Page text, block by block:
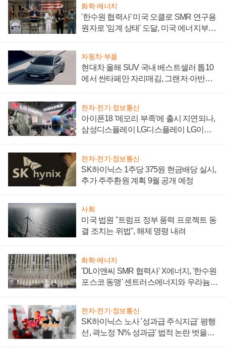
화학·에너지
'한수원 협력사' 미국 오클로 SMR 연구용
원자로 '임계 상태' 도달, 미국 에너지부
자동차·부품
현대차 올해 SUV 국내 베스트셀러 톱10
에서 싼타페만 자리매김, 그랜저·아반떼
전자·전기·정보통신
아이폰18 '메모리 부족'에 출시 지연되나,
삼성디스플레이 LG디스플레이 LG이노
전자·전기·정보통신
SK하이닉스 1주당 375원 현금배당 실시,
추가 주주환원 계획 9월 공개 예정
사회
미국 법원 "트럼프 정부 풍력 프로젝트 동
결 조치는 위법", 해제 명령 내려
화학·에너지
'DL이앤씨 SMR 협력사' X에너지, '한수원
포스코 동맹' 센트러스에너지와 우라늄
전자·전기·정보통신
SK하이닉스 노사 '성과급 주식지급' 평행
선, 곽노정 'N% 성과급' 법적 논란 벗을지